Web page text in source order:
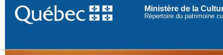
Ministère de la
Répertoire du patrimoine